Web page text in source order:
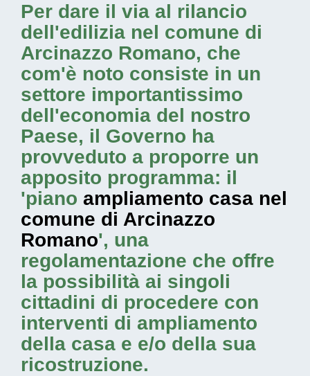
Per dare il via al rilancio
dell'edilizia nel comune di
Arcinazzo Romano, che
com'è noto consiste in un
settore importantissimo
dell'economia del nostro
Paese, il Governo ha
provveduto a proporre un
apposito programma: il
'piano ampliamento casa nel
comune di Arcinazzo
Romano', una
regolamentazione che offre
la possibilità ai singoli
cittadini di procedere con
interventi di ampliamento
della casa e e/o della sua
ricostruzione.